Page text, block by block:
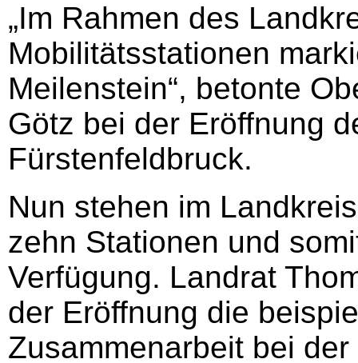
„Im Rahmen des
Mobilitätsstationen
Meilenstein“, betonte
Götz bei der Eröffnung
Fürstenfeldbruck.
Nun stehen im
zehn Stationen und
Verfügung. Landrat
der Eröffnung die
Zusammenarbeit bei